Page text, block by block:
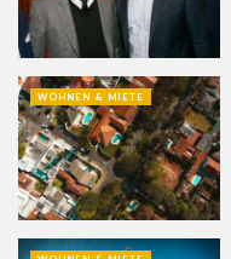
WOHNEN & MIETE